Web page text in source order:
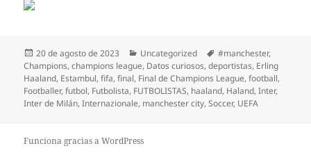
Publicado
el
20 de agosto de 2023 Categorías
Uncategorized Etiquetas
#manchester,
Champions,champions league, Datos curiosos,deportistas, Erling
Haaland, Estambul,fifa,final, Final de Champions League,football,
Footballer,futbol, Futbolista, FUTBOLISTAS, haaland, Haland,Inter,
Inter de Milán,Internazionale, manchester city,Soccer, UEFA
Funciona gracias a WordPress